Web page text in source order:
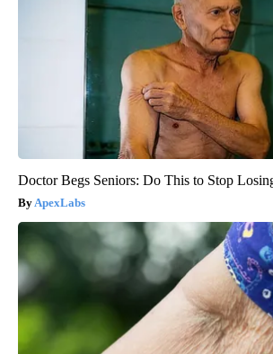
Doctor Begs Seniors: Do This to Stop
ApexLabs